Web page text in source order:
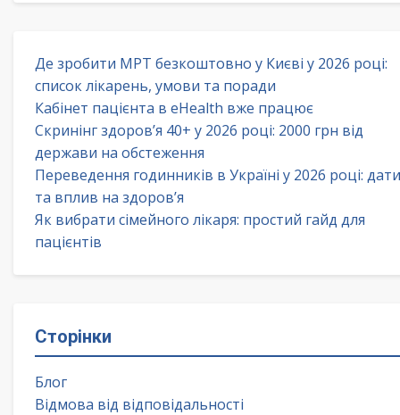
Де зробити МРТ безкоштовно у Києві у 2026 році:
список лікарень, умови та поради
Кабінет пацієнта в eHealth вже працює
Скринінг здоров’я 40+ у 2026 році: 2000 грн від
держави на обстеження
Переведення годинників в Україні у 2026 році: дати
та вплив на здоров’я
Як вибрати сімейного лікаря: простий гайд для
пацієнтів
Сторінки
Блог
Відмова від відповідальності